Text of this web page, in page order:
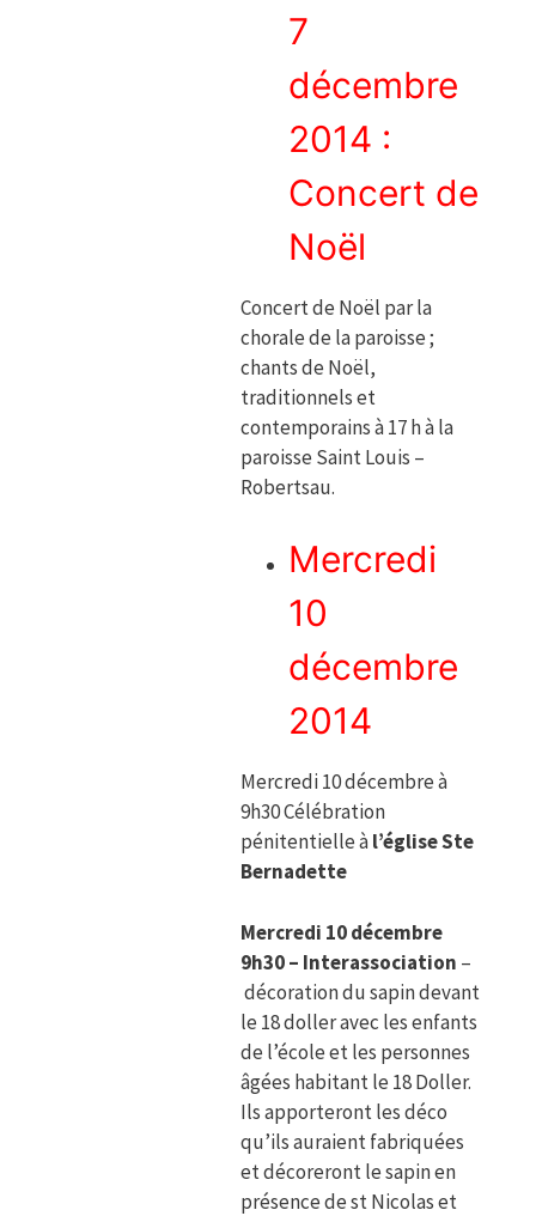
7
décembre
2014 :
Concert de
Noël
Concert de Noël par la
chorale de la paroisse ;
chants de Noël,
traditionnels et
contemporains à 17 h à la
paroisse Saint Louis –
Robertsau.
Mercredi
10
décembre
2014
Mercredi 10 décembre à
9h30 Célébration
pénitentielle àl’église Ste
Bernadette
Mercredi 10 décembre
9h30 – Interassociation –
décoration du sapin devant
le 18 doller avec les enfants
de l’école et les personnes
âgées habitant le 18 Doller.
Ils apporteront les déco
qu’ils auraient fabriquées
et décoreront le sapin en
présence de st Nicolas et